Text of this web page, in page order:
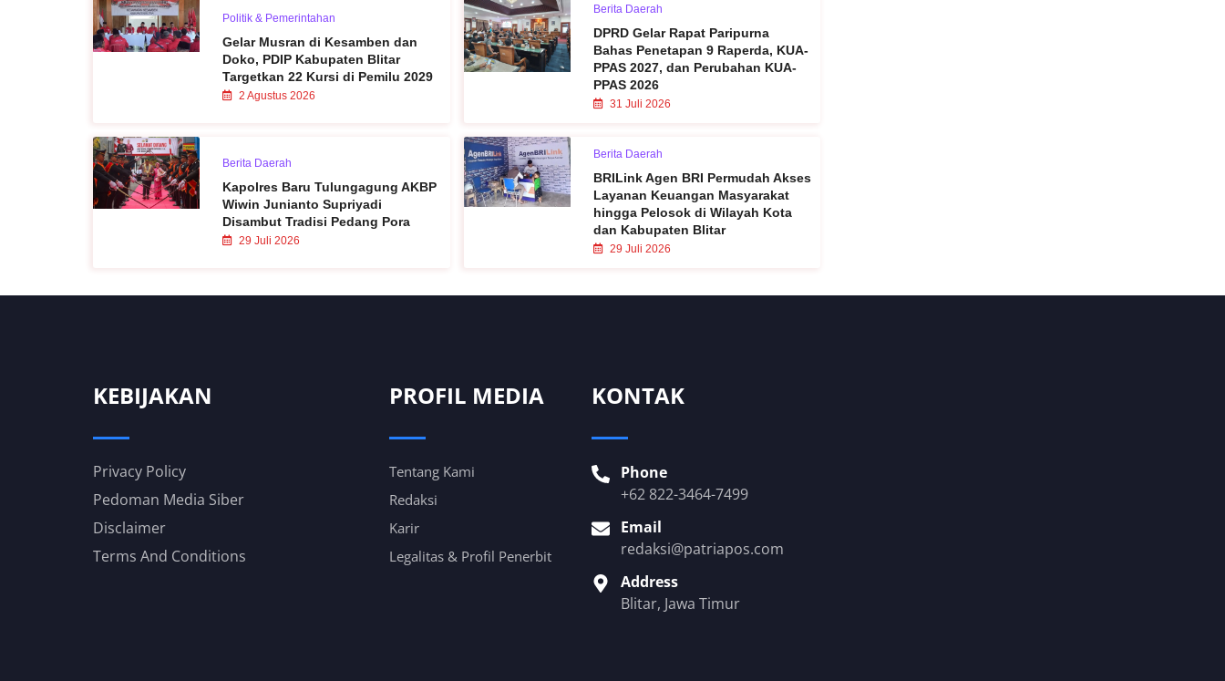
Politik & Pemerintahan
Gelar Musran di Kesamben dan
Doko, PDIP Kabupaten Blitar
Targetkan 22 Kursi di Pemilu 2029
2 Agustus 2026
Berita Daerah
DPRD Gelar Rapat Paripurna
Bahas Penetapan 9 Raperda, KUA-
PPAS 2027, dan Perubahan KUA-
PPAS 2026
31 Juli 2026
Berita Daerah
Kapolres Baru Tulungagung AKBP
Wiwin Junianto Supriyadi
Disambut Tradisi Pedang Pora
29 Juli 2026
Berita Daerah
BRILink Agen BRI Permudah Akses
Layanan Keuangan Masyarakat
hingga Pelosok di Wilayah Kota
dan Kabupaten Blitar
29 Juli 2026
KEBIJAKAN
Privacy Policy
Pedoman Media Siber
Disclaimer
Terms And Conditions
PROFIL MEDIA
Tentang Kami
Redaksi
Karir
Legalitas & Profil Penerbit
KONTAK
Phone
+62 822-3464-7499
Email
redaksi@patriapos.com
Address
Blitar, Jawa Timur